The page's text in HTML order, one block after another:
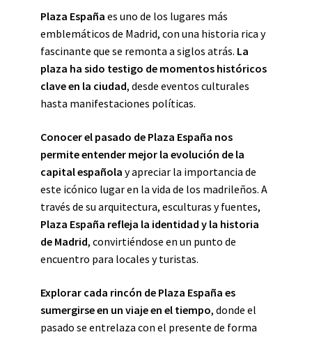
Plaza España es uno de los lugares más
emblemáticos de Madrid, con una historia rica y
fascinante que se remonta a siglos atrás. La
plaza ha sido testigo de momentos históricos
clave en la ciudad, desde eventos culturales
hasta manifestaciones políticas.
Conocer el pasado de Plaza España nos
permite entender mejor la evolución de la
capital española y apreciar la importancia de
este icónico lugar en la vida de los madrileños. A
través de su arquitectura, esculturas y fuentes,
Plaza España refleja la identidad y la historia
de Madrid, convirtiéndose en un punto de
encuentro para locales y turistas.
Explorar cada rincón de Plaza España es
sumergirse en un viaje en el tiempo, donde el
pasado se entrelaza con el presente de forma